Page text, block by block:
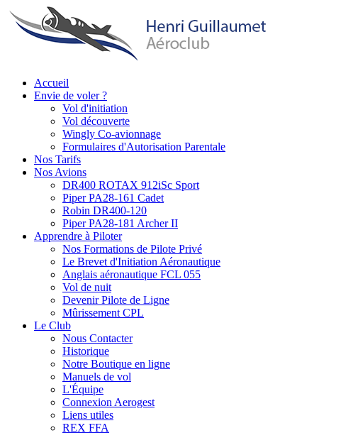
Aller
au
contenu
Main
navigation
Accueil
Envie de voler ?
Vol d'initiation
Vol découverte
Wingly Co-avionnage
Formulaires d'Autorisation Parentale
Nos Tarifs
Nos Avions
DR400 ROTAX 912iSc Sport
Piper PA28-161 Cadet
Robin DR400-120
Piper PA28-181 Archer II
Apprendre à Piloter
Nos Formations de Pilote Privé
Le Brevet d'Initiation Aéronautique
Anglais aéronautique FCL 055
Vol de nuit
Devenir Pilote de Ligne
Mûrissement CPL
Le Club
Nous Contacter
Historique
Notre Boutique en ligne
Manuels de vol
L'Équipe
Connexion Aerogest
Liens utiles
REX FFA